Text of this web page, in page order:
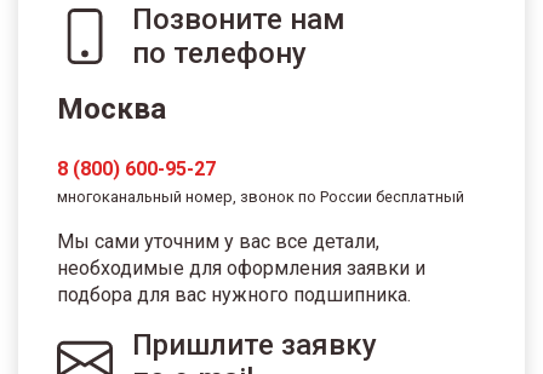
Позвоните нам
по телефону
Москва
8 (800) 600-95-27
многоканальный номер, звонок по России бесплатный
Мы сами уточним у вас все детали,
необходимые для оформления заявки и
подбора для вас нужного подшипника.
Пришлите заявку